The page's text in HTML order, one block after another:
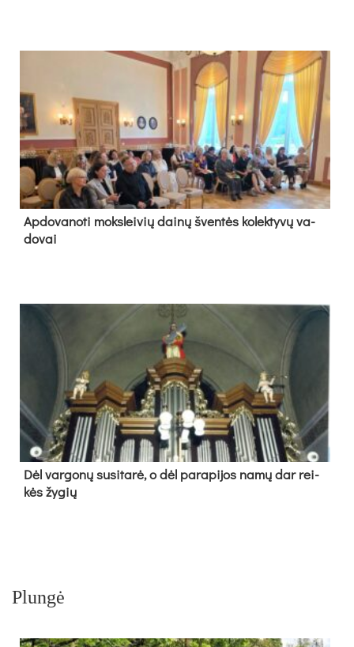
Ap­do­va­no­ti moks­lei­vių dai­nų šven­tės ko­lek­ty­vų va­
do­vai
Dėl var­go­nų su­si­ta­rė, o dėl pa­ra­pi­jos na­mų dar rei­
kės žy­gių
Plungė